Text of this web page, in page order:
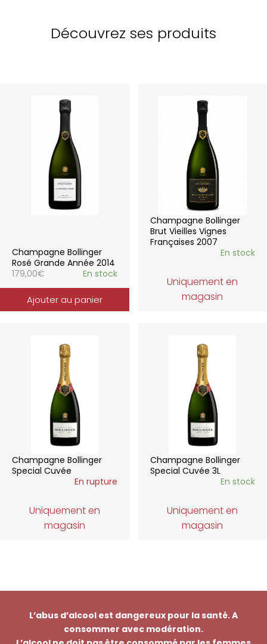
Découvrez ses produits
Champagne Bollinger
Rosé Grande Année 2014
179,00€ En stock
Ajouter au panier
Champagne Bollinger
Brut Vieilles Vignes
Françaises 2007
En stock
Uniquement en
magasin
Champagne Bollinger
Special Cuvée
En rupture
Uniquement en
magasin
Champagne Bollinger
Special Cuvée 3L
En stock
Uniquement en
magasin
L’abus d’alcool est dangereux pour la santé. A
consommer avec modération.